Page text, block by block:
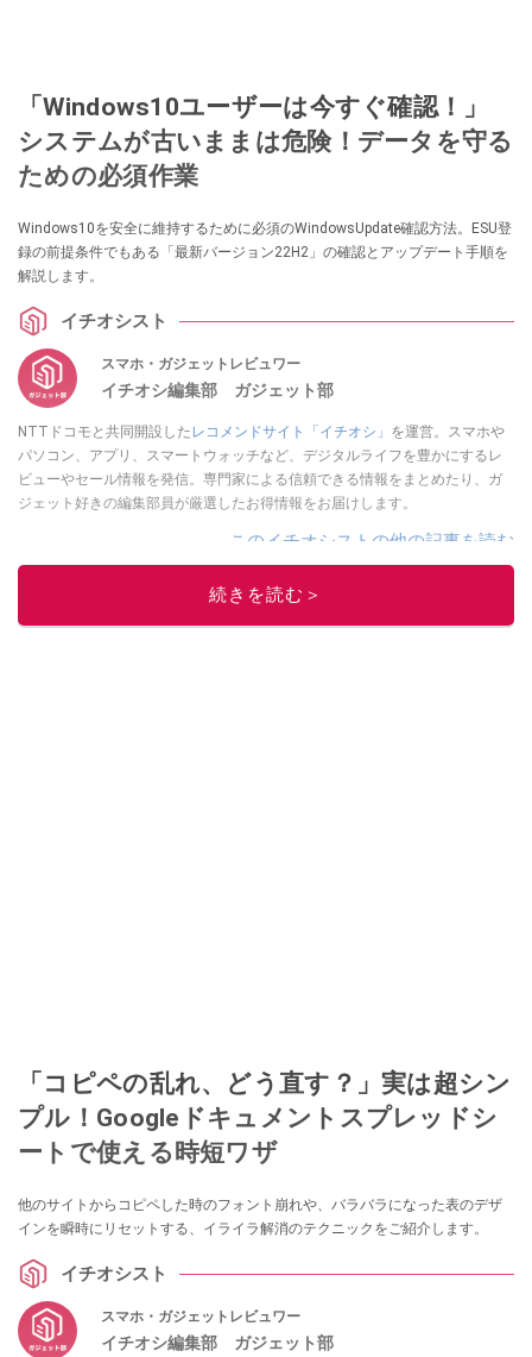
「Windows10ユーザーは今すぐ確認！」
システムが古いままは危険！データを守る
ための必須作業
Windows10を安全に維持するために必須のWindowsUpdate確認方法。ESU登
録の前提条件でもある「最新バージョン22H2」の確認とアップデート手順を
解説します。
イチオシスト
スマホ・ガジェットレビュワー
イチオシ編集部 ガジェット部
NTTドコモと共同開設した レコメンドサイト「イチオシ」 を運営。スマホや
パソコン、アプリ、スマートウォッチなど、デジタルライフを豊かにするレ
ビューやセール情報を発信。専門家による信頼できる情報をまとめたり、ガ
ジェット好きの編集部員が厳選したお得情報をお届けします。
このイチオシストの他の記事を読む
続きを読む＞
「コピペの乱れ、どう直す？」実は超シン
プル！Googleドキュメントスプレッドシ
ートで使える時短ワザ
他のサイトからコピペした時のフォント崩れや、バラバラになった表のデザ
インを瞬時にリセットする、イライラ解消のテクニックをご紹介します。
イチオシスト
スマホ・ガジェットレビュワー
イチオシ編集部 ガジェット部